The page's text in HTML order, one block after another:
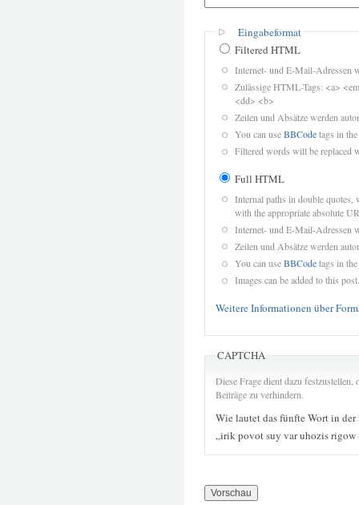
Eingabeformat
Filtered HTML
Internet- und E-Mail-Adressen
Zulässige HTML-Tags: <a>
<dd> <b>
Zeilen und Absätze werden
You can useBBCodetags in
Filtered words will be replaced
Full HTML
Internal paths in double quotes,
with the appropriate absolute
Internet- und E-Mail-Adressen
Zeilen und Absätze werden
You can useBBCodetags in
Images can be added to this post.
Weitere Informationen über
CAPTCHA
Diese Frage dient dazu
Beiträge zu verhindern.
Wie lautet das fünfte Wort in der
„irik povot suy var uhozis